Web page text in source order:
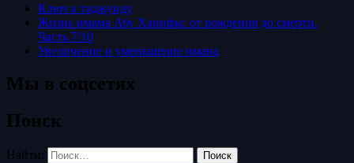
Ключ к таджуиду
Жизнь имама Абу Ханифы: от рождения до смерти.
Часть 7/10
Увеличение и уменьшение имана
Мы в соцсетях
Поиск
Найти: